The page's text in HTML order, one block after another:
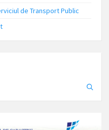
de Transport Public